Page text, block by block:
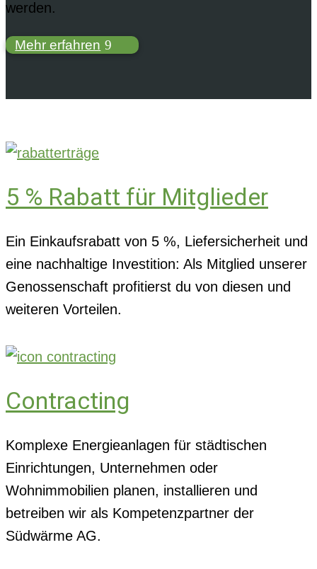
werden.
Mehr erfahren
5 % Rabatt für Mitglieder
Ein Einkaufsrabatt von 5 %, Liefersicherheit und
eine nachhaltige Investition: Als Mitglied unserer
Genossenschaft profitierst du von diesen und
weiteren Vorteilen.
Contracting
Komplexe Energieanlagen für städtischen
Einrichtungen, Unternehmen oder
Wohnimmobilien planen, installieren und
betreiben wir als Kompetenzpartner der
Südwärme AG.